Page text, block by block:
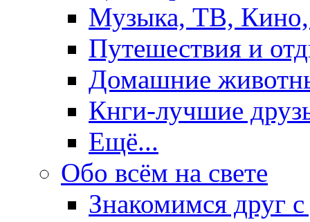
Музыка, ТВ,
Путешествия и
Домашние
Кнги-лучшие
Ещё...
Обо всём на свете
Знакомимся друг